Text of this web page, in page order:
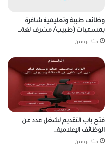
وظائف طبية وتعليمية شاغرة
بمسميات (طبيب/ مشرف لغة…
منذ يومين
فتح باب التقديم لشغل عدد من
الوظائف الإعلامية…
منذ يومين